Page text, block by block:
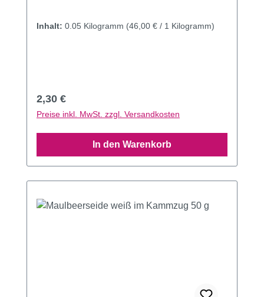
Inhalt: 0.05 Kilogramm (46,00 € / 1 Kilogramm)
Regulärer Preis:
2,30 €
Preise inkl. MwSt. zzgl. Versandkosten
In den Warenkorb